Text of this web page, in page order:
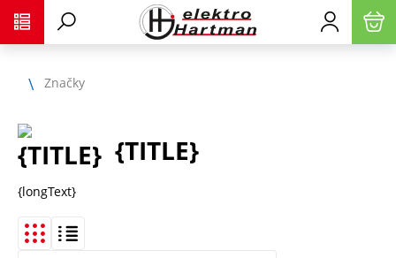
Značky
{TITLE}
{longText}